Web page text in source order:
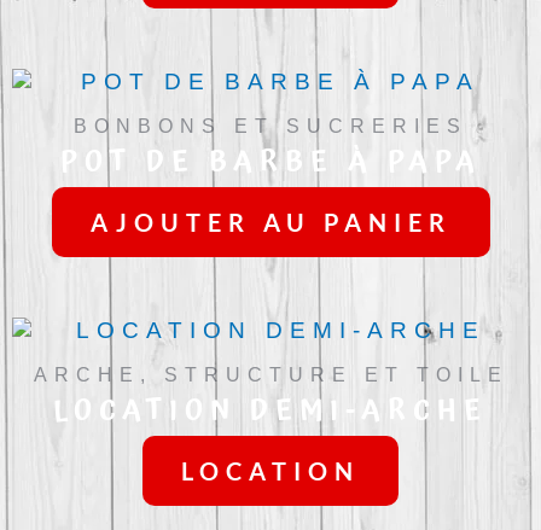
BONBONS ET SUCRERIES
POT DE BARBE À PAPA
AJOUTER AU PANIER
ARCHE, STRUCTURE ET TOILE
LOCATION DEMI-ARCHE
LOCATION